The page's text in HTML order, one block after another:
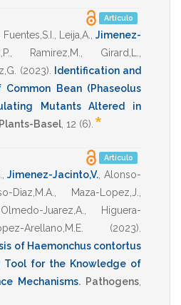
Artículo
Fuentes,S.I. Leija,A. ,Jimenez-
Ramirez,M. Girard,L.
(2023)
Identification and
Bean (Phaseolus
Mutants Altered in
Plants-Basel 12 (6). *
Artículo
,Jimenez-Jacinto,V. Alonso-
Diaz,M.A. Maza-Lopez,J.
Olmedo-Juarez,A.
Higuera-
Arellano,M.E. (2023)
of Haemonchus contortus
Tool for the Knowledge of
Mechanisms. Pathogens